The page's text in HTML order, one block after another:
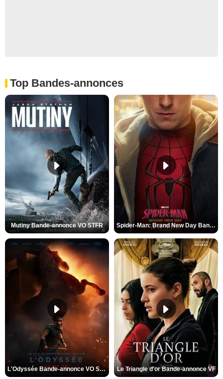
Top Bandes-annonces
Mutiny Bande-annonce VO STFR Spider-Man: Brand New Day Bande-annonce VO STFR
L'Odyssée Bande-annonce VO STFR Le Triangle d'or Bande-annonce VF